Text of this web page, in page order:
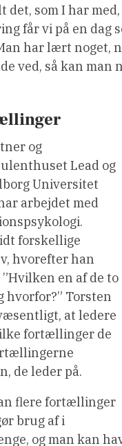
det, som I har
får vi på en dag
har lært noget,
ved, så kan man
og
Lead og
Universitet
arbejdet med
forskellige
hvorefter han
en af de to
Torsten
at ledere
fortællinger de
de leder på.
flere fortællinger
brug af i
og man kan